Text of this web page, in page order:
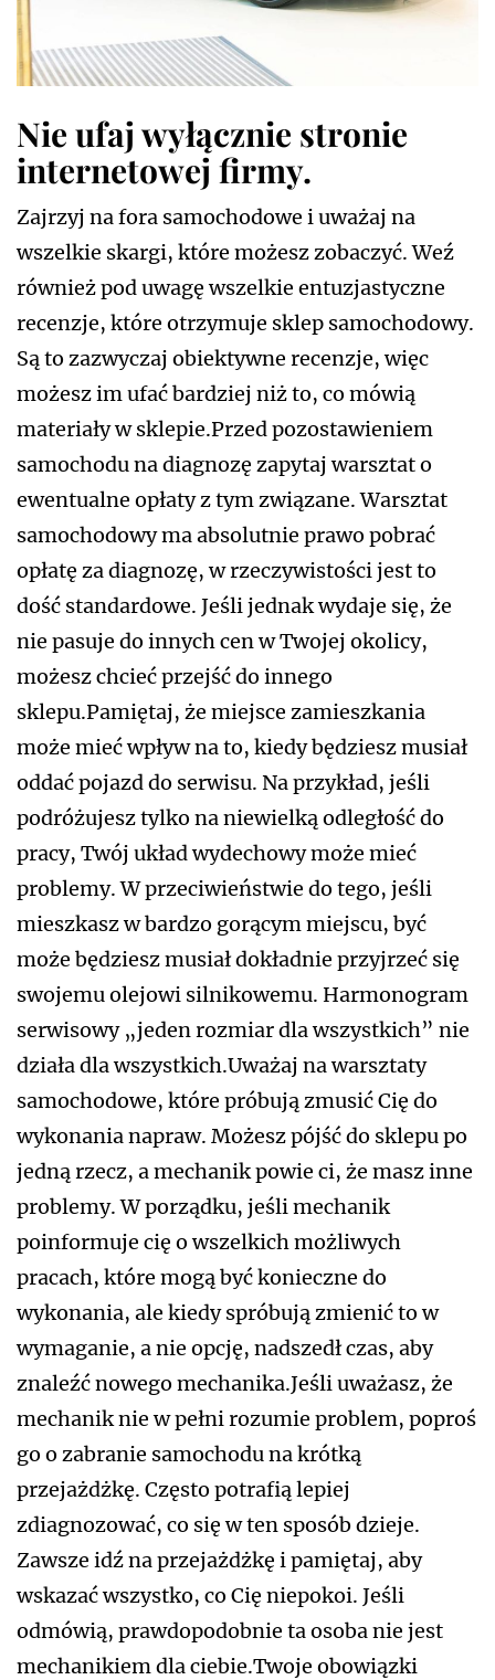
Nie ufaj wyłącznie stronie
internetowej firmy.
Zajrzyj na fora samochodowe i uważaj na
wszelkie skargi, które możesz zobaczyć. Weź
również pod uwagę wszelkie entuzjastyczne
recenzje, które otrzymuje sklep samochodowy.
Są to zazwyczaj obiektywne recenzje, więc
możesz im ufać bardziej niż to, co mówią
materiały w sklepie.Przed pozostawieniem
samochodu na diagnozę zapytaj warsztat o
ewentualne opłaty z tym związane. Warsztat
samochodowy ma absolutnie prawo pobrać
opłatę za diagnozę, w rzeczywistości jest to
dość standardowe. Jeśli jednak wydaje się, że
nie pasuje do innych cen w Twojej okolicy,
możesz chcieć przejść do innego
sklepu.Pamiętaj, że miejsce zamieszkania
może mieć wpływ na to, kiedy będziesz musiał
oddać pojazd do serwisu. Na przykład, jeśli
podróżujesz tylko na niewielką odległość do
pracy, Twój układ wydechowy może mieć
problemy. W przeciwieństwie do tego, jeśli
mieszkasz w bardzo gorącym miejscu, być
może będziesz musiał dokładnie przyjrzeć się
swojemu olejowi silnikowemu. Harmonogram
serwisowy „jeden rozmiar dla wszystkich” nie
działa dla wszystkich.Uważaj na warsztaty
samochodowe, które próbują zmusić Cię do
wykonania napraw. Możesz pójść do sklepu po
jedną rzecz, a mechanik powie ci, że masz inne
problemy. W porządku, jeśli mechanik
poinformuje cię o wszelkich możliwych
pracach, które mogą być konieczne do
wykonania, ale kiedy spróbują zmienić to w
wymaganie, a nie opcję, nadszedł czas, aby
znaleźć nowego mechanika.Jeśli uważasz, że
mechanik nie w pełni rozumie problem, poproś
go o zabranie samochodu na krótką
przejażdżkę. Często potrafią lepiej
zdiagnozować, co się w ten sposób dzieje.
Zawsze idź na przejażdżkę i pamiętaj, aby
wskazać wszystko, co Cię niepokoi. Jeśli
odmówią, prawdopodobnie ta osoba nie jest
mechanikiem dla ciebie.Twoje obowiązki